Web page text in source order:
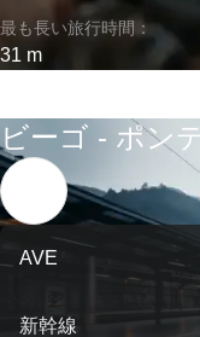
最も長い旅行時間：
31 m
ビーゴ - ポン
AVE
新幹線